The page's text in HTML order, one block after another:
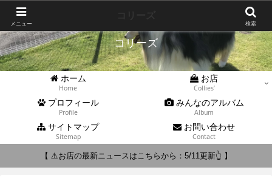
コリーズ
ホーム
Home
お店
Collies’
プロフィール
Profile
みんなのアルバム
Album
サイトマップ
Sitemap
お問い合わせ
Contact
【 ⚠️お店の最新ニュースはこちらから：5/11更新👆 】
メニュー 検索